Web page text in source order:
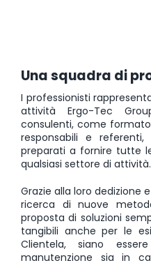
Una squadra di
I professionisti
attività Ergo-Tec
consulenti, come
responsabili e
preparati a fornire tutte
qualsiasi settore di attività.
Grazie alla loro dedizione
ricerca di nuove
proposta di soluzioni
tangibili anche per le
Clientela, siano
manutenzione sia in